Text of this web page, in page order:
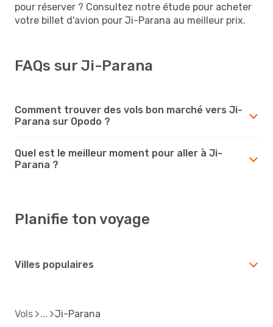
pour réserver ? Consultez notre étude pour acheter
votre billet d'avion pour Ji-Parana au meilleur prix.
FAQs sur Ji-Parana
Comment trouver des vols bon marché vers Ji-
Parana sur Opodo ?
Quel est le meilleur moment pour aller à Ji-
Parana ?
Planifie ton voyage
Villes populaires
Vols Ji-Parana